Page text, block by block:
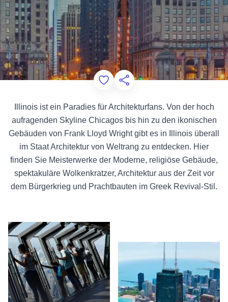
Add to Favorites
Diese Seite teilen
Illinois ist ein Paradies für Architekturfans. Von der hoch
aufragenden Skyline Chicagos bis hin zu den ikonischen
Gebäuden von Frank Lloyd Wright gibt es in Illinois überall
im Staat Architektur von Weltrang zu entdecken. Hier
finden Sie Meisterwerke der Moderne, religiöse Gebäude,
spektakuläre Wolkenkratzer, Architektur aus der Zeit vor
dem Bürgerkrieg und Prachtbauten im Greek Revival-Stil.